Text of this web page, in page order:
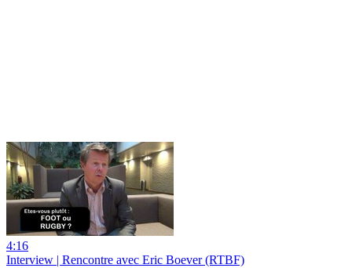
4:16
Interview | Rencontre avec Eric Boever (RTBF)